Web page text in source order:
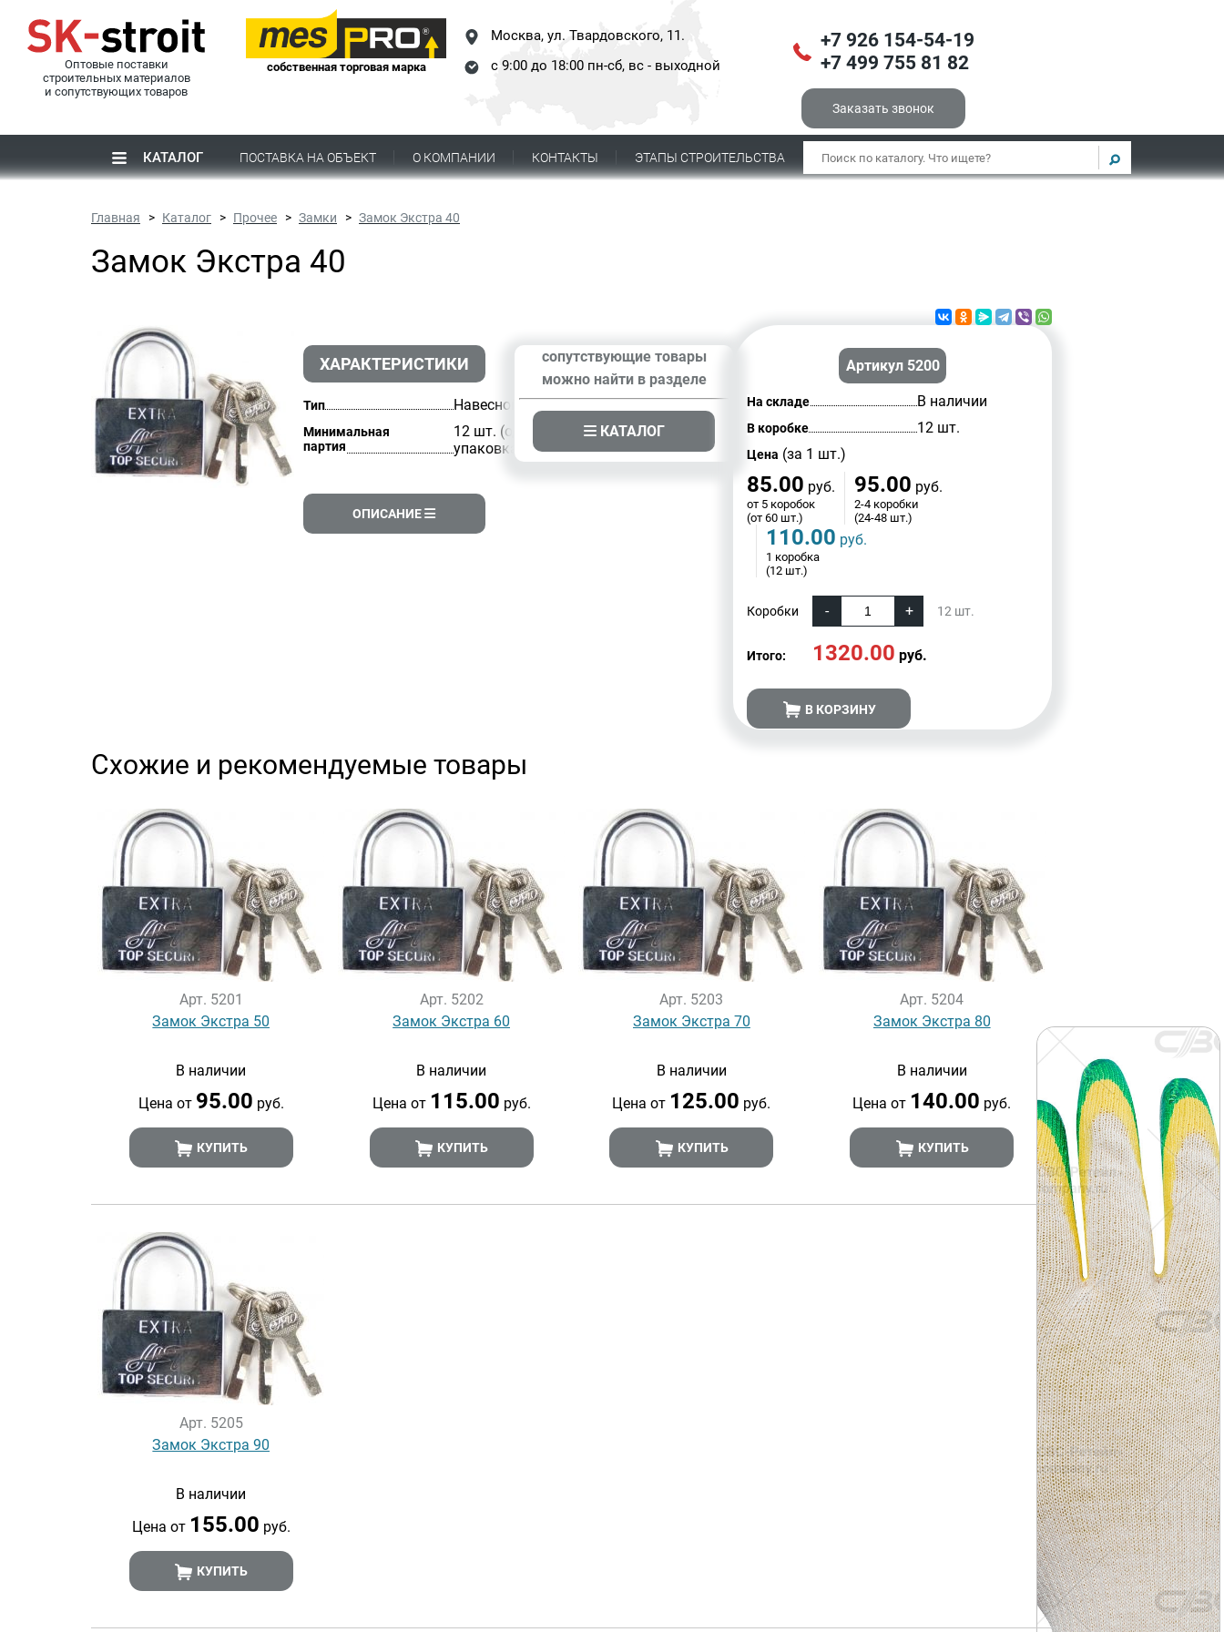
Оптовые поставки
строительных материалов
и сопутствующих товаров
собственная торговая марка
Москва, ул. Твардовского, 11.
с 9:00 до 18:00 пн-сб, вс - выходной
+7 926 154-54-19
+7 499 755 81 82
Заказать звонок
КАТАЛОГ ПОСТАВКА НА ОБЪЕКТ О КОМПАНИИ КОНТАКТЫ ЭТАПЫ СТРОИТЕЛЬСТВА
Главная Каталог Прочее Замки Замок Экстра 40
Замок Экстра 40
ХАРАКТЕРИСТИКИ
Тип Навесной
Минимальная
партия
12 шт. (одна
упаковка)
ОПИСАНИЕ
сопутствующие товары
можно найти в разделе
КАТАЛОГ
Артикул 5200
На складе В наличии
В коробке 12 шт.
Цена (за 1 шт.)
85.00 руб.
от 5 коробок
(от 60 шт.)
95.00 руб.
2-4 коробки
(24-48 шт.)
110.00 руб.
1 коробка
(12 шт.)
Коробки 12 шт.
Итого: 1320.00 руб.
В КОРЗИНУ
Схожие и рекомендуемые товары
Арт. 5201
Замок Экстра 50
В наличии
Цена от 95.00 руб.
КУПИТЬ
Арт. 5202
Замок Экстра 60
В наличии
Цена от 115.00 руб.
КУПИТЬ
Арт. 5203
Замок Экстра 70
В наличии
Цена от 125.00 руб.
КУПИТЬ
Арт. 5204
Замок Экстра 80
В наличии
Цена от 140.00 руб.
КУПИТЬ
Арт. 5205
Замок Экстра 90
В наличии
Цена от 155.00 руб.
КУПИТЬ